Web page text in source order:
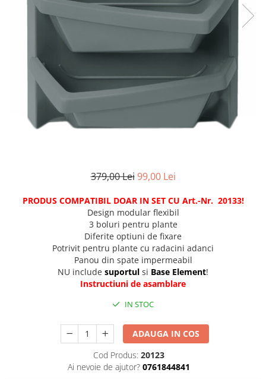
379,00 Lei 99,00 Lei
PRODUS COMPATIBIL DOAR IN SET CU Art.-Nr. 20133!
Design modular flexibil
3 boluri pentru plante
Diferite optiuni de fixare
Potrivit pentru plante cu radacini adanci
Panou din spate impermeabil
NU include suportul si Base Element!
Instructiuni de asamblare
IN STOC
ADAUGA IN COS
Cod Produs: 20123
Ai nevoie de ajutor? 0761844841